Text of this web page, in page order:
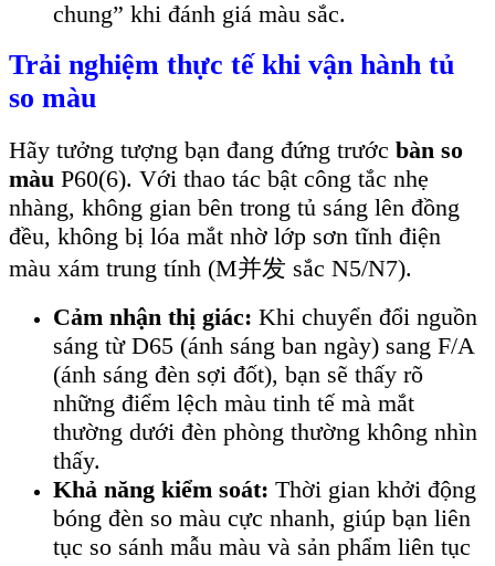
chung” khi đánh giá màu sắc.
Trải nghiệm thực tế khi vận hành tủ
so màu
Hãy tưởng tượng bạn đang đứng trước bàn so
màu P60(6). Với thao tác bật công tắc nhẹ
nhàng, không gian bên trong tủ sáng lên đồng
đều, không bị lóa mắt nhờ lớp sơn tĩnh điện
màu xám trung tính (M并发 sắc N5/N7).
Cảm nhận thị giác: Khi chuyển đổi nguồn
sáng từ D65 (ánh sáng ban ngày) sang F/A
(ánh sáng đèn sợi đốt), bạn sẽ thấy rõ
những điểm lệch màu tinh tế mà mắt
thường dưới đèn phòng thường không nhìn
thấy.
Khả năng kiểm soát: Thời gian khởi động
bóng đèn so màu cực nhanh, giúp bạn liên
tục so sánh mẫu màu và sản phẩm liên tục